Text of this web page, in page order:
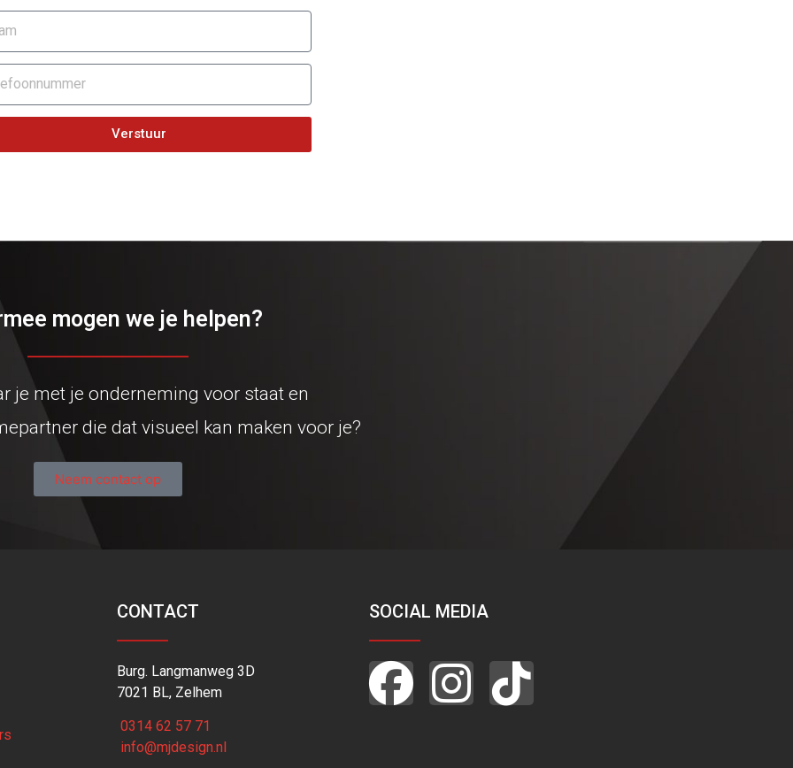
Verstuur
mogen we je helpen?
je met je onderneming voor staat en
die dat visueel kan maken voor je?
Neem contact op
CONTACT
Burg. Langmanweg 3D
7021 BL, Zelhem
0314 62 57 71
info@mjdesign.nl
SOCIAL MEDIA